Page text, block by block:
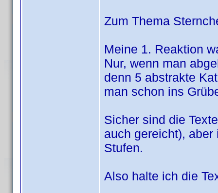
Zum Thema
Meine 1. Reaktion
Nur, wenn man
denn 5 abstrakte
man schon ins
Sicher sind die
auch gereicht),
Stufen.
Also halte ich die